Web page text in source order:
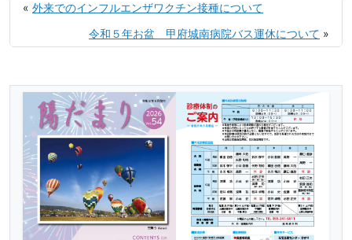
« 外来でのインフルエンザワクチン接種について
令和５年お盆 甲府城南病院バス運休について »